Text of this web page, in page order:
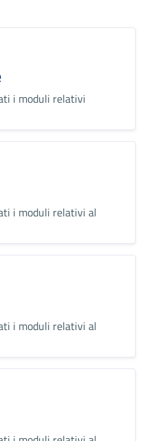
i moduli relativi
i moduli relativi al
i moduli relativi al